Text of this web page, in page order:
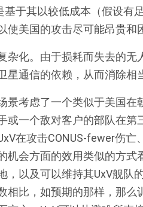
于其以较低成本（假设有
使美国的攻击尽可能昂贵和
杂化。由于损耗而失去的无
星通信的依赖，从而消除相
景考虑了一个类似于美国在
或一个敌对客户的部队在第
在攻击CONUS-fewer伤亡
会方面的效用类似的方式
以及可以维持其UxV舰队
相比，如预期的那样，那么